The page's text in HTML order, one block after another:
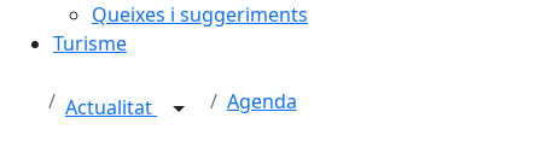
Queixes i suggeriments
Turisme
Actualitat Agenda